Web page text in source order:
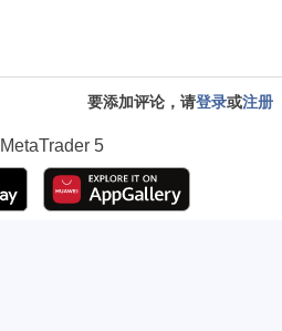
要添加评论，请登录或注册
MetaTrader 5